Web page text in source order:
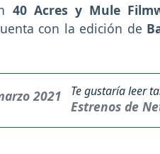
40 Acres y Mule
con la edición de
Te gustaría leer
Estrenos de